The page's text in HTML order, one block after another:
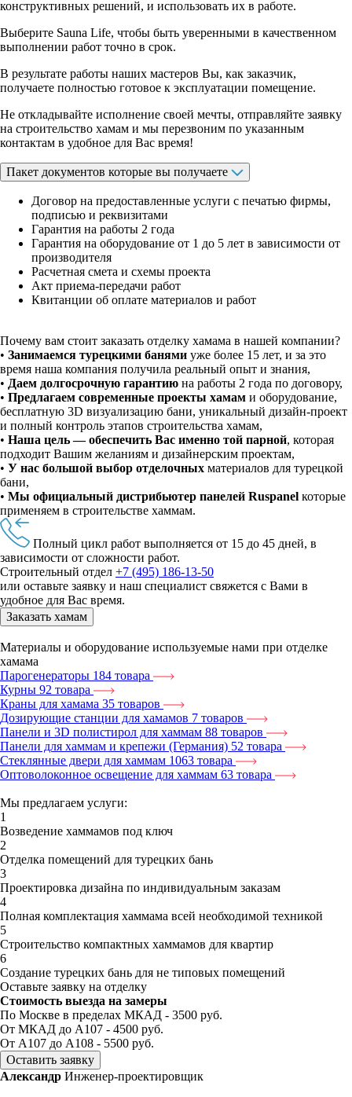
конструктивных решений, и использовать их в работе.
Выберите Sauna Life, чтобы быть уверенными в качественном
выполнении работ точно в срок.
В результате работы наших мастеров Вы, как заказчик,
получаете полностью готовое к эксплуатации помещение.
Не откладывайте исполнение своей мечты, отправляйте заявку
на строительство хамам и мы перезвоним по указанным
контактам в удобное для Вас время!
Пакет документов которые вы получаете
Договор на предоставленные услуги с печатью фирмы,
подписью и реквизитами
Гарантия на работы 2 года
Гарантия на оборудование от 1 до 5 лет в зависимости от
производителя
Расчетная смета и схемы проекта
Акт приема-передачи работ
Квитанции об оплате материалов и работ
Почему вам стоит заказать отделку хамама в нашей компании?
• Занимаемся турецкими банями уже более 15 лет, и за это
время наша компания получила реальный опыт и знания,
• Даем долгосрочную гарантию на работы 2 года по договору,
• Предлагаем современные проекты хамам и оборудование,
бесплатную 3D визуализацию бани, уникальный дизайн-проект
и полный контроль этапов строительства хамам,
• Наша цель — обеспечить Вас именно той парной, которая
подходит Вашим желаниям и дизайнерским проектам,
• У нас большой выбор отделочных материалов для турецкой
бани,
• Мы официальный дистрибьютер панелей Ruspanel которые
применяем в строительстве хаммам.
Полный цикл работ выполняется от 15 до 45 дней, в
зависимости от сложности работ.
Строительный отдел +7 (495) 186-13-50
или оставьте заявку и наш специалист свяжется с Вами в
удобное для Вас время.
Заказать хамам
Материалы и оборудование используемые нами при отделке
хамама
Парогенераторы 184 товара
Курны 92 товара
Краны для хамама 35 товаров
Дозирующие станции для хамамов 7 товаров
Панели и 3D полистирол для хаммам 88 товаров
Панели для хаммам и крепежи (Германия) 52 товара
Стеклянные двери для хаммам 1063 товара
Оптоволоконное освещение для хаммам 63 товара
Мы предлагаем услуги:
1
Возведение хаммамов под ключ
2
Отделка помещений для турецких бань
3
Проектировка дизайна по индивидуальным заказам
4
Полная комплектация хаммама всей необходимой техникой
5
Строительство компактных хаммамов для квартир
6
Создание турецких бань для не типовых помещений
Оставьте заявку на отделку
Стоимость выезда на замеры
По Москве в пределах МКАД - 3500 руб.
От МКАД до А107 - 4500 руб.
От А107 до А108 - 5500 руб.
Оставить заявку
Александр Инженер-проектировщик